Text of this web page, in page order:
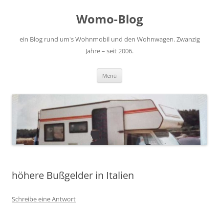
Womo-Blog
ein Blog rund um's Wohnmobil und den Wohnwagen. Zwanzig
Jahre – seit 2006.
Menü
höhere Bußgelder in Italien
Schreibe eine Antwort